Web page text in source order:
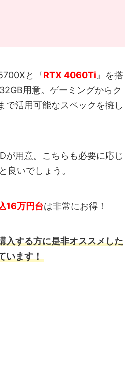
と『RTX 4060Ti』を搭
用意。ゲーミングからク
で活用可能なスペックを擁し
が用意。こちらも必要に応じ
良いでしょう。
16万円台は非常にお得！
入する方に是非オススメした
います！